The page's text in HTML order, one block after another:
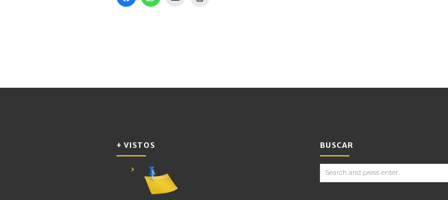
clic clic
(Se
+ VISTOS BUSCAR
Search
for: